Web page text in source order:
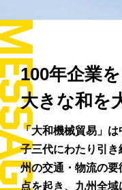
100年企業
大きな和を
「大和機械貿易」
子三代にわたり引
州の交通・物流の
点を起き、九州全